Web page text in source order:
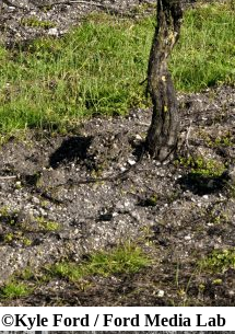
©Kyle Ford / Ford Media Lab